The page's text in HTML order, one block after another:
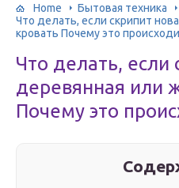
Home
Бытовая техника
Что делать, если скрипит
кровать Почему это
Что делать, если
деревянная или
Почему это